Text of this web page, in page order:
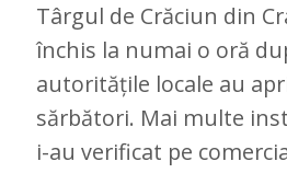
I
E
M
B
R
I
E
2
9
,
Târgul de Crăciun din
închis la numai o oră
autoritățile locale au
sărbători. Mai multe
i-au verificat pe